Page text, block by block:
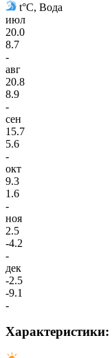
t°C, Вода
июл
20.0
8.7
-
авг
20.8
8.9
-
сен
15.7
5.6
-
окт
9.3
1.6
-
ноя
2.5
-4.2
-
дек
-2.5
-9.1
-
Характеристики: